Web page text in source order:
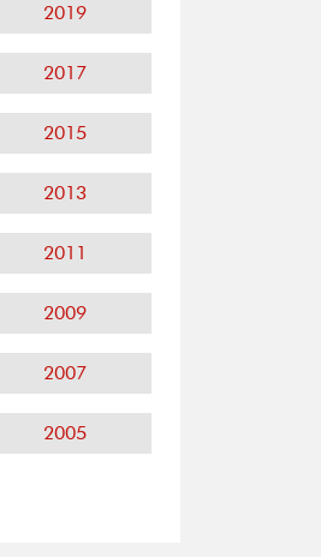
2019
2017
2015
2013
2011
2009
2007
2005